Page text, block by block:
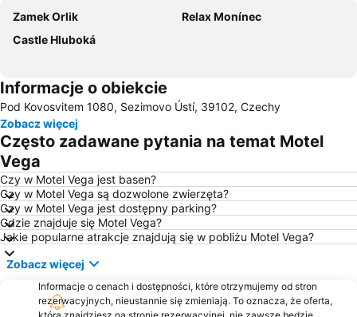
Zamek Orlik
Relax Monínec
Castle Hluboká
Informacje o obiekcie
Pod Kovosvitem 1080, Sezimovo Ústí, 39102, Czechy
Zobacz więcej
Często zadawane pytania na temat Motel
Vega
Czy w Motel Vega jest basen?
Czy w Motel Vega są dozwolone zwierzęta?
Czy w Motel Vega jest dostępny parking?
Gdzie znajduje się Motel Vega?
Jakie popularne atrakcje znajdują się w pobliżu Motel Vega?
Zobacz więcej
Informacje o cenach i dostępności, które otrzymujemy od stron
rezerwacyjnych, nieustannie się zmieniają. To oznacza, że oferta,